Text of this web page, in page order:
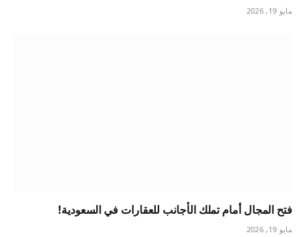
مايو 19, 2026
فتح المجال أمام تملك الأجانب للعقارات في السعودية!
مايو 19, 2026